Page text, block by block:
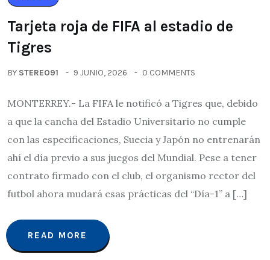
Tarjeta roja de FIFA al estadio de
Tigres
BY STEREO91 9 JUNIO, 2026 0 COMMENTS
MONTERREY.- La FIFA le notificó a Tigres que, debido
a que la cancha del Estadio Universitario no cumple
con las especificaciones, Suecia y Japón no entrenarán
ahí el día previo a sus juegos del Mundial. Pese a tener
contrato firmado con el club, el organismo rector del
futbol ahora mudará esas prácticas del “Día-1” a […]
READ MORE